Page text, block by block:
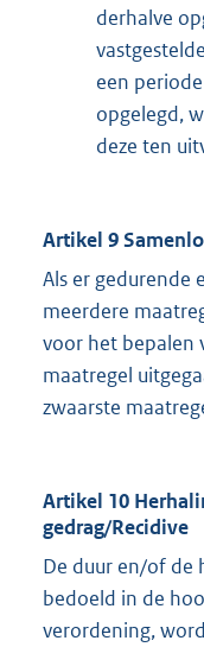
derhalve
een
opgelegd,
deze ten
Artikel 9
Als er gedurende
meerdere
voor het bepalen
maatregel
zwaarste
Artikel 10
gedrag/Recidive
De duur en/of de
bedoeld in de
verordening,